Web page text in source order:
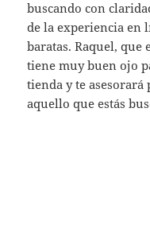
buscando con
de la experiencia en
baratas. Raquel, que
tiene muy buen ojo
tienda y te
aquello que estás